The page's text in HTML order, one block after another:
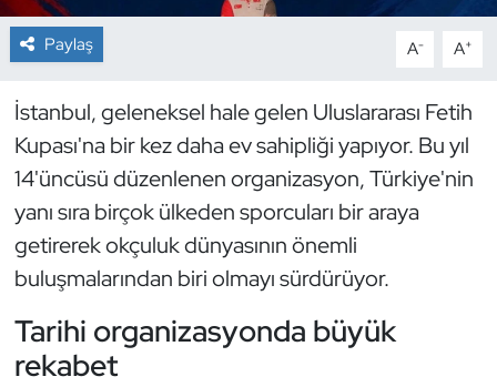
Paylaş A- A+
İstanbul, geleneksel hale gelen Uluslararası Fetih
Kupası'na bir kez daha ev sahipliği yapıyor. Bu yıl
14'üncüsü düzenlenen organizasyon, Türkiye'nin
yanı sıra birçok ülkeden sporcuları bir araya
getirerek okçuluk dünyasının önemli
buluşmalarından biri olmayı sürdürüyor.
Tarihi organizasyonda büyük
rekabet
Dans Sporları
Dövüş Sanatı
E-Spor
Eskrim
Futbol
Futsal